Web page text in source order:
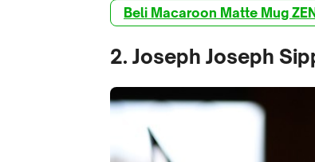
Beli Macaroon Matte Mug
2. Joseph Joseph